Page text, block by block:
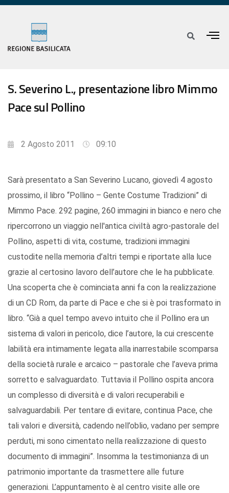
S. Severino L., presentazione libro Mimmo
Pace sul Pollino
2 Agosto 2011 09:10
Sarà presentato a San Severino Lucano, giovedì 4 agosto
prossimo, il libro “Pollino – Gente Costume Tradizioni” di
Mimmo Pace. 292 pagine, 260 immagini in bianco e nero che
ripercorrono un viaggio nell'antica civiltà agro-pastorale del
Pollino, aspetti di vita, costume, tradizioni immagini
custodite nella memoria d’altri tempi e riportate alla luce
grazie al certosino lavoro dell’autore che le ha pubblicate.
Una scoperta che è cominciata anni fa con la realizzazione
di un CD Rom, da parte di Pace e che si è poi trasformato in
libro. “Già a quel tempo avevo intuito che il Pollino era un
sistema di valori in pericolo, dice l’autore, la cui crescente
labilità era intimamente legata alla inarrestabile scomparsa
della società rurale e arcaico – pastorale che l’aveva prima
sorretto e salvaguardato. Tuttavia il Pollino ospita ancora
un complesso di diversità e di valori recuperabili e
salvaguardabili. Per tentare di evitare, continua Pace, che
tali valori e diversità, cadendo nell’oblio, vadano per sempre
perduti, mi sono cimentato nella realizzazione di questo
documento di immagini”. Insomma la testimonianza di un
patrimonio importante da trasmettere alle future
generazioni. L’appuntamento è al centro visite alle ore